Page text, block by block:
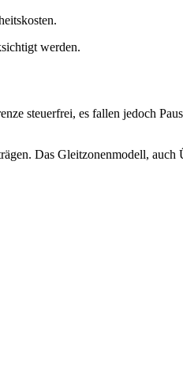
werden.
steuerfrei, es fallen jedoch
Das Gleitzonenmodell, auch